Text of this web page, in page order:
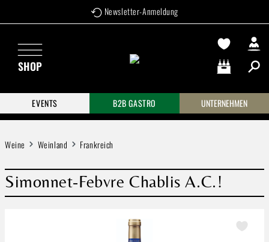
Zum Hauptinhalt springen Newsletter-Anmeldung
SHOP
Warenkorb
EVENTS
B2B GASTRO UNTERNEHMEN
Weine Weinland Frankreich
Simonnet-Febvre Chablis A.C.!